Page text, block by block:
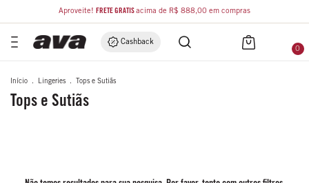
Aproveite! FRETE GRÁTISacima de R$ 888,00 em compras
Cashback
0
Início . Lingeries . Tops e Sutiãs
Tops e Sutiãs